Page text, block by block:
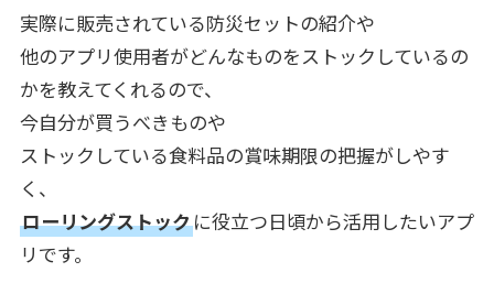
実際に販売されている防災セットの紹介や
他のアプリ使用者がどんなものをストックしているの
かを教えてくれるので、
今自分が買うべきものや
ストックしている食料品の賞味期限の把握がしやす
く、
ローリングストックに役立つ日頃から活用したいアプ
リです。